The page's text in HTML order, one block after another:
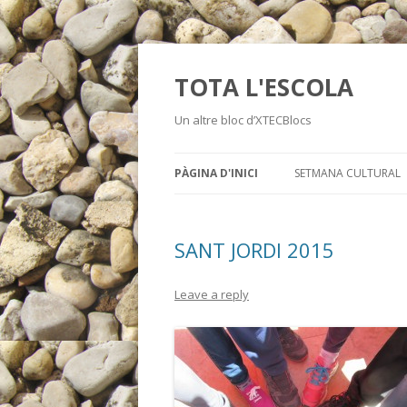
TOTA L'ESCOLA
Un altre bloc d’XTECBlocs
PÀGINA D'INICI SETMANA CULTURAL
SANT JORDI 2015
Leave a reply